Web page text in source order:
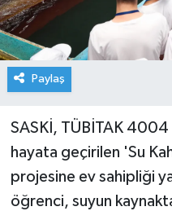
Paylaş
SASKİ, TÜBİTAK 4004
hayata geçirilen 'Su
projesine ev sahipliği
öğrenci, suyun